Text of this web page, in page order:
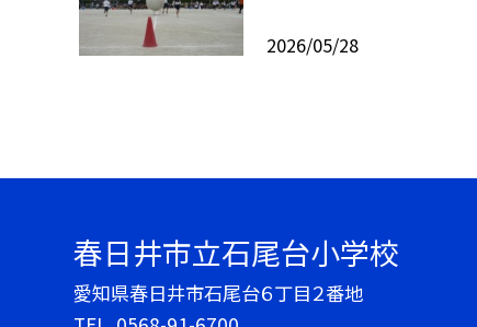
2026/05/28
春日井市立石尾台小学校
愛知県春日井市石尾台６丁目２番地